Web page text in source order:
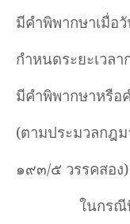
มีคำพิพากษาเมื่
กำหนดระยะเวล
มีคำพิพากษาหรื
(ตามประมวลกฎ
๑๙๓/๕ วรรคสอง)
ในกรณี